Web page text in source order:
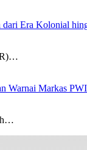
Era Kolonial
Warnai Markas PWI